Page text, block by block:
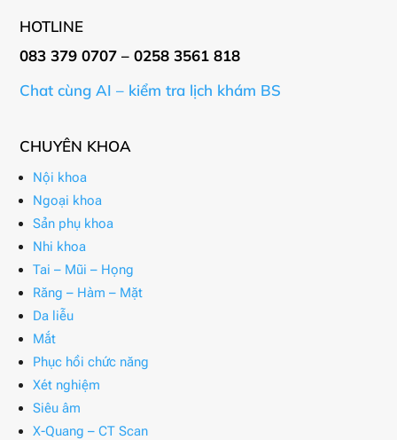
HOTLINE
083 379 0707 – 0258 3561 818
Chat cùng AI – kiểm tra lịch khám BS
CHUYÊN KHOA
Nội khoa
Ngoại khoa
Sản phụ khoa
Nhi khoa
Tai – Mũi – Họng
Răng – Hàm – Mặt
Da liễu
Mắt
Phục hồi chức năng
Xét nghiệm
Siêu âm
X-Quang – CT Scan